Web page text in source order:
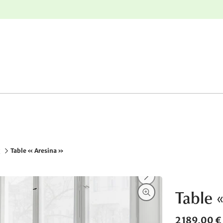
Table « Aresina »
Table
2 189,00 €